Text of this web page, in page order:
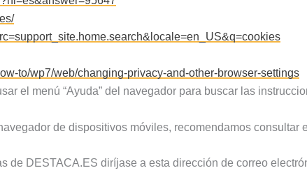
to/wp7/web/changing-privacy-and-other-browser-settings
el menú “Ayuda” del navegador para buscar las
de dispositivos móviles, recomendamos consultar
de DESTACA.ES diríjase a esta dirección de correo